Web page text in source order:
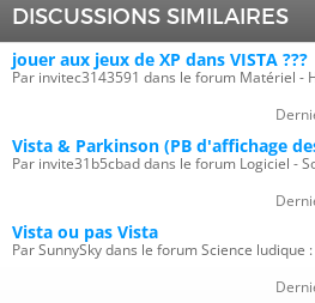
DISCUSSIONS SIMILAIRES
jouer aux jeux de XP dans VISTA ???
Par invitec3143591 dans le forum Matériel -
Vista & Parkinson (PB d'affichage
Par invite31b5cbad dans le forum Logiciel -
Vista ou pas Vista
Par SunnySky dans le forum Science ludique